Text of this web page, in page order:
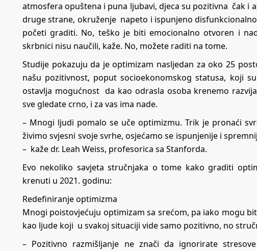
atmosfera opuštena i puna ljubavi, djeca su pozitivna čak i
druge strane, okruženje napeto i ispunjeno
početi graditi. No, teško je biti emocionalno otvoren i
skrbnici nisu naučili, kaže. No, možete raditi na tome.
Studije pokazuju da je optimizam nasljedan za oko 25
našu pozitivnost, poput socioekonomskog statusa, koji
ostavlja mogućnost da kao odrasla osoba krenemo
sve gledate crno, i za vas ima nade.
– Mnogi ljudi pomalo se uče optimizmu. Trik je pronaći
živimo svjesni svoje svrhe, osjećamo se ispunjenije i
– kaže dr. Leah Weiss, profesorica sa Stanforda.
Evo nekoliko savjeta stručnjaka o tome kako graditi
krenuti u 2021. godinu:
Redefiniranje optimizma
Mnogi poistovjećuju optimizam sa srećom, pa iako mogu
kao ljude koji u svakoj situaciji vide samo pozitivno, no
– Pozitivno razmišljanje ne znači da ignorirate